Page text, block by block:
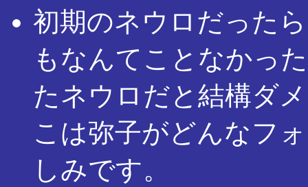
初期のネウロだった
もなんてことなかっ
たネウロだと結構ダ
こは弥子がどんなフ
しみです。